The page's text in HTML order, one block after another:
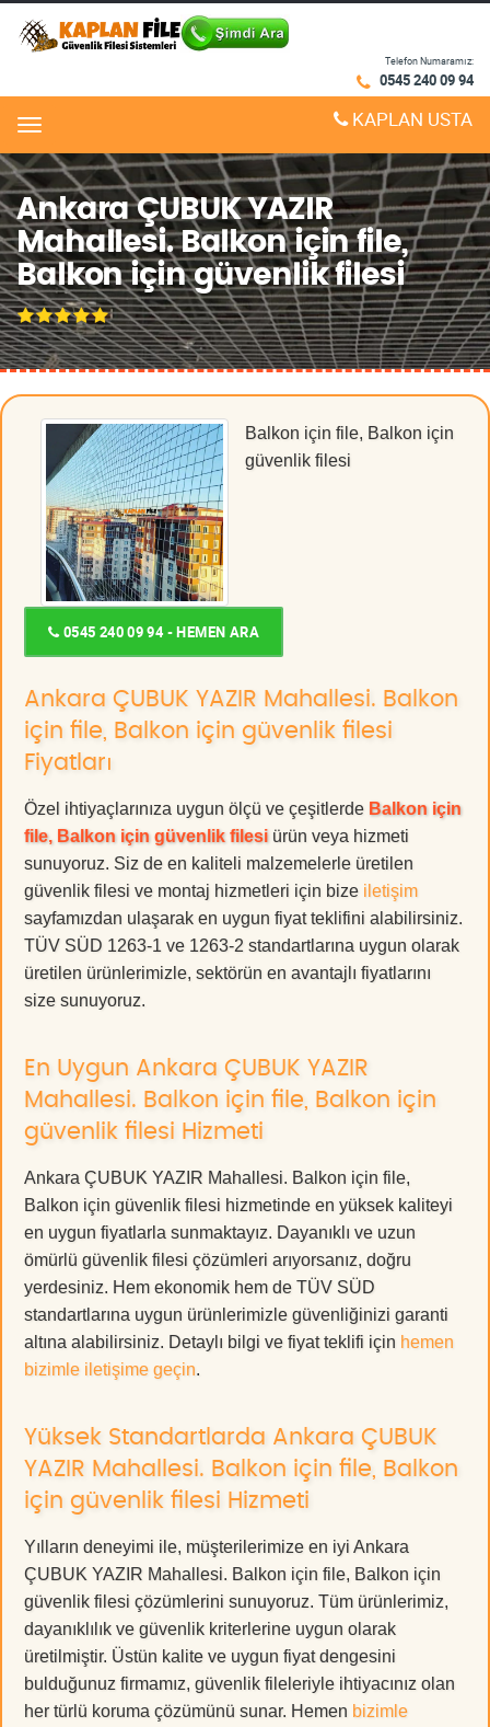
Telefon Numaramız:
0545 240 09 94
Menu KAPLAN USTA
Ankara ÇUBUK YAZIR
Mahallesi. Balkon için file,
Balkon için güvenlik filesi
Balkon için file, Balkon için
güvenlik filesi
0545 240 09 94 - HEMEN ARA
Ankara ÇUBUK YAZIR Mahallesi. Balkon
için file, Balkon için güvenlik filesi
Fiyatları
Özel ihtiyaçlarınıza uygun ölçü ve çeşitlerde Balkon için
file, Balkon için güvenlik filesi ürün veya hizmeti
sunuyoruz. Siz de en kaliteli malzemelerle üretilen
güvenlik filesi ve montaj hizmetleri için bize iletişim
sayfamızdan ulaşarak en uygun fiyat teklifini alabilirsiniz.
TÜV SÜD 1263-1 ve 1263-2 standartlarına uygun olarak
üretilen ürünlerimizle, sektörün en avantajlı fiyatlarını
size sunuyoruz.
En Uygun Ankara ÇUBUK YAZIR
Mahallesi. Balkon için file, Balkon için
güvenlik filesi Hizmeti
Ankara ÇUBUK YAZIR Mahallesi. Balkon için file,
Balkon için güvenlik filesi hizmetinde en yüksek kaliteyi
en uygun fiyatlarla sunmaktayız. Dayanıklı ve uzun
ömürlü güvenlik filesi çözümleri arıyorsanız, doğru
yerdesiniz. Hem ekonomik hem de TÜV SÜD
standartlarına uygun ürünlerimizle güvenliğinizi garanti
altına alabilirsiniz. Detaylı bilgi ve fiyat teklifi için hemen
bizimle iletişime geçin.
Yüksek Standartlarda Ankara ÇUBUK
YAZIR Mahallesi. Balkon için file, Balkon
için güvenlik filesi Hizmeti
Yılların deneyimi ile, müşterilerimize en iyi Ankara
ÇUBUK YAZIR Mahallesi. Balkon için file, Balkon için
güvenlik filesi çözümlerini sunuyoruz. Tüm ürünlerimiz,
dayanıklılık ve güvenlik kriterlerine uygun olarak
üretilmiştir. Üstün kalite ve uygun fiyat dengesini
bulduğunuz firmamız, güvenlik fileleriyle ihtiyacınız olan
her türlü koruma çözümünü sunar. Hemen bizimle